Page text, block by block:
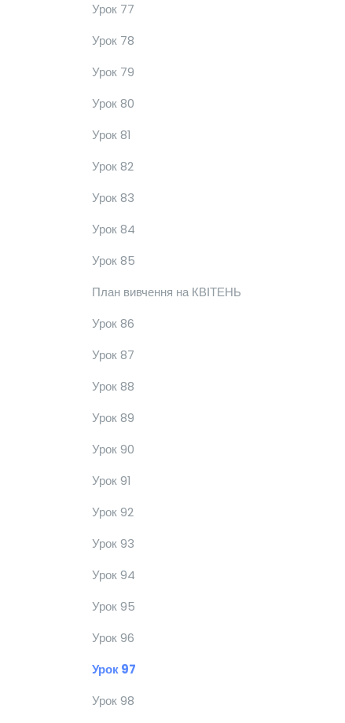
Урок 77
Урок 78
Урок 79
Урок 80
Урок 81
Урок 82
Урок 83
Урок 84
Урок 85
План вивчення на КВІТЕНЬ
Урок 86
Урок 87
Урок 88
Урок 89
Урок 90
Урок 91
Урок 92
Урок 93
Урок 94
Урок 95
Урок 96
Урок 97
Урок 98